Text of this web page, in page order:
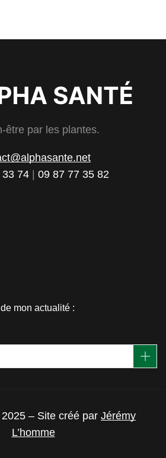
être par les plantes.
74| 09 87 77 35 82
mon actualité :
– Site créé par Jérémy
L’homme